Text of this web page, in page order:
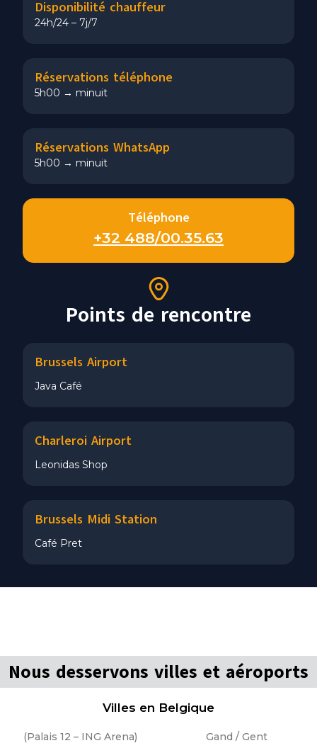
Disponibilité chauffeur
24h/24 – 7j/7
Réservations téléphone
5h00 → minuit
Réservations WhatsApp
5h00 → minuit
Téléphone
+32 488/00.35.63
Points de rencontre
Brussels Airport
Java Café
Charleroi Airport
Leonidas Shop
Brussels Midi Station
Café Pret
Nous desservons villes et aéroports
Villes en Belgique
(Palais 12 – ING Arena) Gand / Gent